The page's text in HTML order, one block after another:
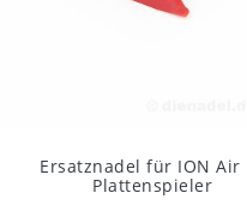
Ersatznadel für ION Air
Plattenspieler